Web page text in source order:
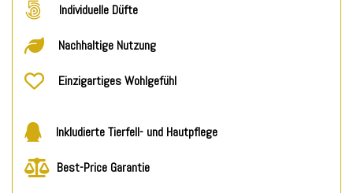
Individuelle Düfte
Nachhaltige Nutzung
Einzigartiges Wohlgefühl
Inkludierte Tierfell- und Hautpflege
Best-Price Garantie